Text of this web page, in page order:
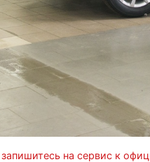
запишитесь на сервис к